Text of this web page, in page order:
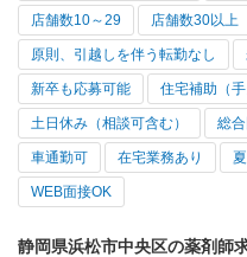
店舗数10～29 店舗数30以上
原則、引越しを伴う転勤なし
新卒も応募可能 住宅補助（
土日休み（相談可含む） 総
車通勤可 在宅業務あり
WEB面接OK
静岡県浜松市中央区の薬剤師